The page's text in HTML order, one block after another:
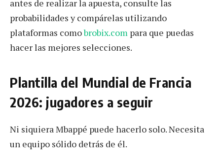
antes de realizar la apuesta, consulte las
probabilidades y compárelas utilizando
plataformas comobrobix.com para que puedas
hacer las mejores selecciones.
Plantilla del Mundial de Francia
2026: jugadores a seguir
Ni siquiera Mbappé puede hacerlo solo. Necesita
un equipo sólido detrás de él.